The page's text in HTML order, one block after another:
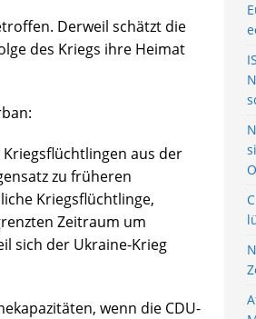
Derweil schätzt die
des Kriegs ihre Heimat
aus der
zu früheren
Kriegsflüchtlinge,
Zeitraum um
sich der Ukraine-Krieg
wenn die CDU-